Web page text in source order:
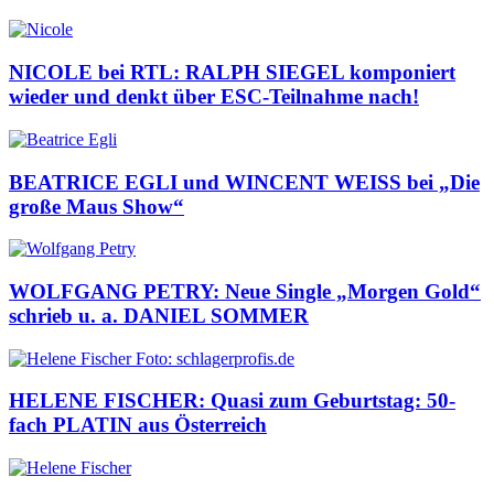
NICOLE bei RTL: RALPH SIEGEL komponiert
wieder und denkt über ESC-Teilnahme nach!
BEATRICE EGLI und WINCENT WEISS bei „Die
große Maus Show“
WOLFGANG PETRY: Neue Single „Morgen Gold“
schrieb u. a. DANIEL SOMMER
HELENE FISCHER: Quasi zum Geburtstag: 50-
fach PLATIN aus Österreich